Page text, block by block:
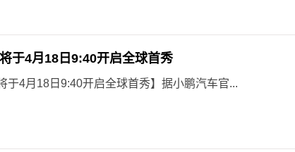
于4月18日9:40开启全球首秀
于4月18日9:40开启全球首秀】据小鹏汽车官...